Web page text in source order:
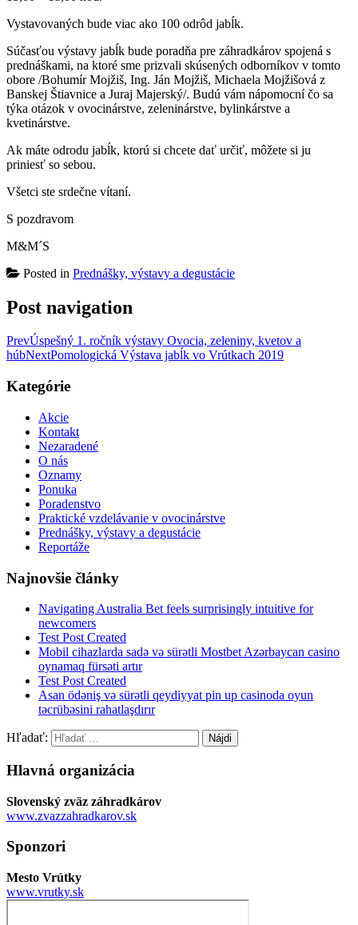
Vystavovaných bude viac ako 100 odrôd jabĺk.
Súčasťou výstavy jabĺk bude poradňa pre záhradkárov spojená s
prednáškami, na ktoré sme prizvali skúsených odborníkov v tomto
obore /Bohumír Mojžiš, Ing. Ján Mojžiš, Michaela Mojžišová z
Banskej Štiavnice a Juraj Majerský/. Budú vám nápomocní čo sa
týka otázok v ovocinárstve, zeleninárstve, bylinkárstve a
kvetinárstve.
Ak máte odrodu jabĺk, ktorú si chcete dať určiť, môžete si ju
priniesť so sebou.
Všetci ste srdečne vítaní.
S pozdravom
M&M´S
Posted in Prednášky, výstavy a degustácie
Post navigation
PrevÚspešný 1. ročník výstavy Ovocia, zeleniny, kvetov a
húbNextPomologická Výstava jabĺk vo Vrútkach 2019
Kategórie
Akcie
Kontakt
Nezaradené
O nás
Oznamy
Ponuka
Poradenstvo
Praktické vzdelávanie v ovocinárstve
Prednášky, výstavy a degustácie
Reportáže
Najnovšie články
Navigating Australia Bet feels surprisingly intuitive for
newcomers
Test Post Created
Mobil cihazlarda sadə və sürətli Mostbet Azərbaycan casino
oynamaq fürsəti artır
Test Post Created
Asan ödəniş və sürətli qeydiyyat pin up casinoda oyun
təcrübəsini rahatlaşdırır
Hľadať:
Hlavná organizácia
Slovenský zväz záhradkárov
www.zvazzahradkarov.sk
Sponzori
Mesto Vrútky
www.vrutky.sk